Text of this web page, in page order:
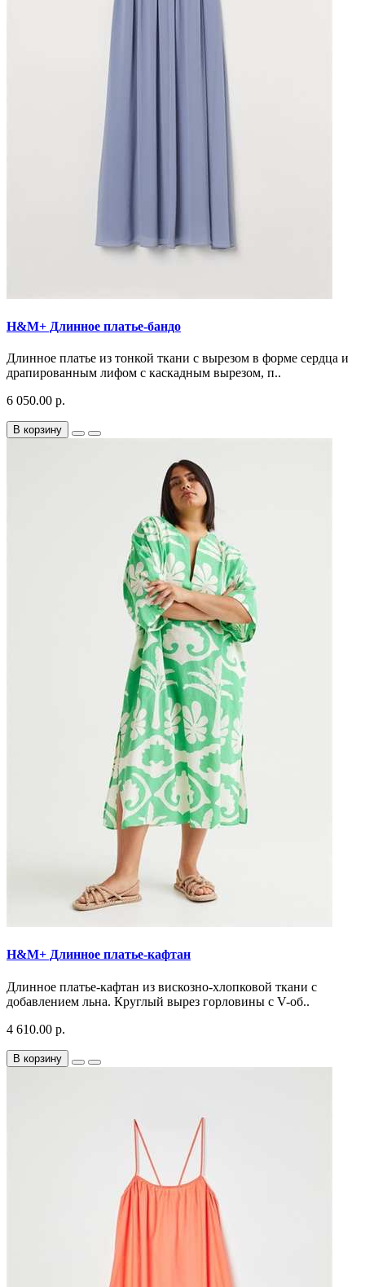
H&M+ Длинное платье-бандо
Длинное платье из тонкой ткани с вырезом в форме сердца и
драпированным лифом с каскадным вырезом, п..
6 050.00 р.
В корзину
H&M+ Длинное платье-кафтан
Длинное платье-кафтан из вискозно-хлопковой ткани с
добавлением льна. Круглый вырез горловины с V-об..
4 610.00 р.
В корзину